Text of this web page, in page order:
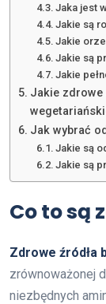
Jaka jest
Jakie są
Jakie
Jakie są
Jakie
Jakie zdrowe
Jak wybrać
Jakie są
Jakie są
Co to są
Zdrowe źródła
zrównoważonej
niezbędnych